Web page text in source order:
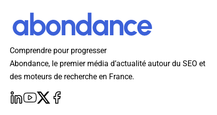
Comprendre pour progresser
Abondance, le premier média d’actualité autour du SEO et
des moteurs de recherche en France.